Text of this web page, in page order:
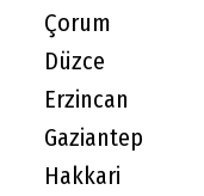
Çorum
Düzce
Erzincan
Gaziantep
Hakkari